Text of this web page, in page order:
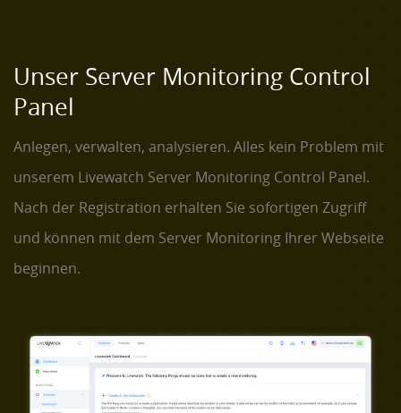
Unser Server Monitoring Control
Panel
Anlegen, verwalten, analysieren. Alles kein Problem mit
unserem Livewatch Server Monitoring Control Panel.
Nach der Registration erhalten Sie sofortigen Zugriff
und können mit dem Server Monitoring Ihrer Webseite
beginnen.